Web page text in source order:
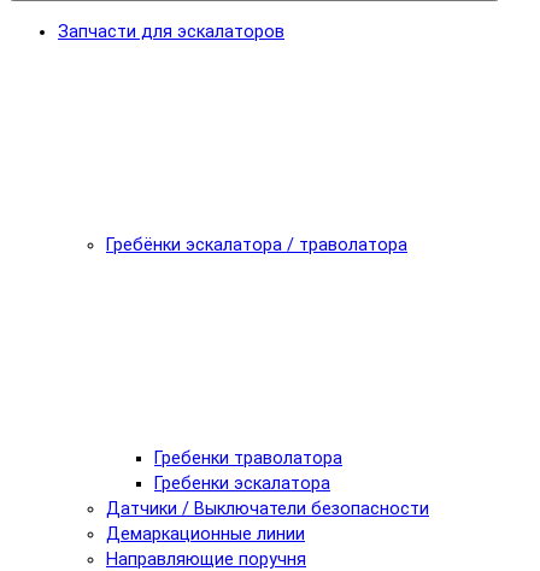
Запчасти для эскалаторов
Гребёнки эскалатора / траволатора
Гребенки траволатора
Гребенки эскалатора
Датчики / Выключатели безопасности
Демаркационные линии
Направляющие поручня